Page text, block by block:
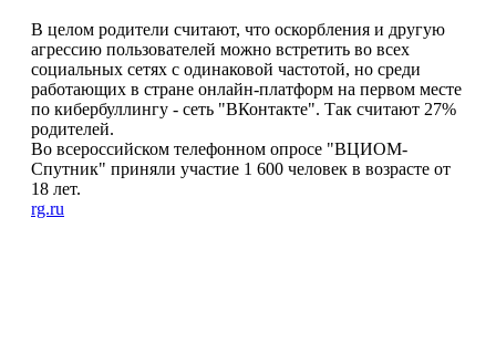
В целом родители считают, что оскорбления и другую
агрессию пользователей можно встретить во всех
социальных сетях с одинаковой частотой, но среди
работающих в стране онлайн-платформ на первом месте
по кибербуллингу - сеть "ВКонтакте". Так считают 27%
родителей.
Во всероссийском телефонном опросе "ВЦИОМ-
Спутник" приняли участие 1 600 человек в возрасте от
18 лет.
rg.ru